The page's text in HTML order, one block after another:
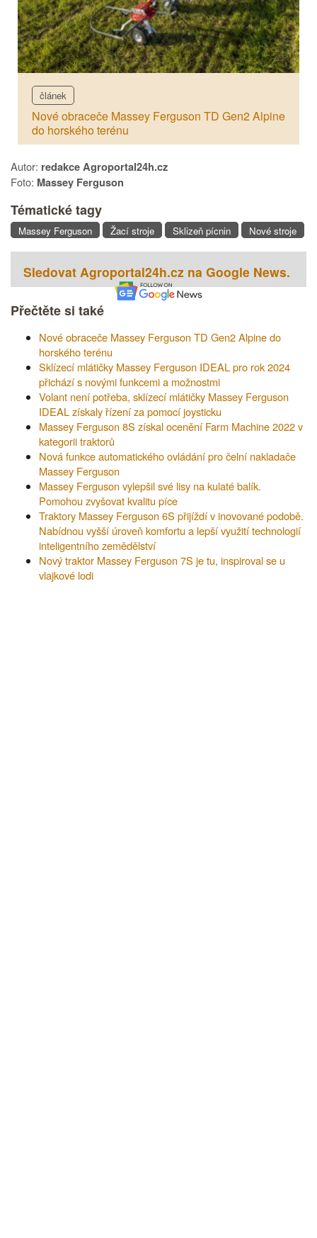
článek
Nové obraceče Massey Ferguson TD Gen2 Alpine
do horského terénu
Autor: redakce Agroportal24h.cz
Foto: Massey Ferguson
Tématické tagy
Massey Ferguson Žací stroje Sklizeň pícnin Nové stroje
Sledovat Agroportal24h.cz na Google News.
Přečtěte si také
Nové obraceče Massey Ferguson TD Gen2 Alpine do
horského terénu
Sklízecí mlátičky Massey Ferguson IDEAL pro rok 2024
přichází s novými funkcemi a možnostmi
Volant není potřeba, sklízecí mlátičky Massey Ferguson
IDEAL získaly řízení za pomocí joysticku
Massey Ferguson 8S získal ocenění Farm Machine 2022 v
kategorii traktorů
Nová funkce automatického ovládání pro čelní nakladače
Massey Ferguson
Massey Ferguson vylepšil své lisy na kulaté balík.
Pomohou zvyšovat kvalitu píce
Traktory Massey Ferguson 6S přijíždí v inovované podobě.
Nabídnou vyšší úroveň komfortu a lepší využití technologií
inteligentního zemědělství
Nový traktor Massey Ferguson 7S je tu, inspiroval se u
vlajkové lodi